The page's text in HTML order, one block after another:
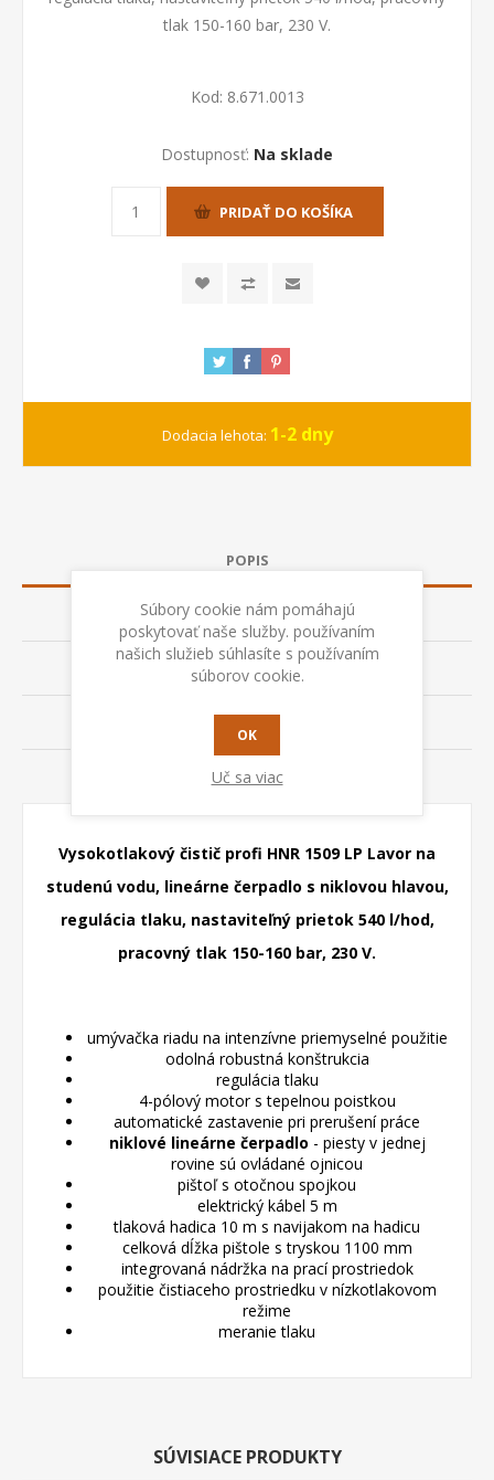
tlak 150-160 bar, 230 V.
Kod: 8.671.0013
Dostupnosť: Na sklade
PRIDAŤ DO KOŠÍKA
Dodacia lehota: 1-2 dny
POPIS
TECHNICKÉ ÚDAJE
RECENZIE
RADY A TIPY
Vysokotlakový čistič profi HNR 1509 LP Lavor na
studenú vodu, lineárne čerpadlo s niklovou hlavou,
regulácia tlaku, nastaviteľný prietok 540 l/hod,
pracovný tlak 150-160 bar, 230 V.
umývačka riadu na intenzívne priemyselné použitie
odolná robustná konštrukcia
regulácia tlaku
4-pólový motor s tepelnou poistkou
automatické zastavenie pri prerušení práce
niklové lineárne čerpadlo - piesty v jednej
rovine sú ovládané ojnicou
pištoľ s otočnou spojkou
elektrický kábel 5 m
tlaková hadica 10 m s navijakom na hadicu
celková dĺžka pištole s tryskou 1100 mm
integrovaná nádržka na prací prostriedok
použitie čistiaceho prostriedku v nízkotlakovom
režime
meranie tlaku
SÚVISIACE PRODUKTY
Súbory cookie nám pomáhajú
poskytovať naše služby. používaním
našich služieb súhlasíte s používaním
súborov cookie.
OK
Uč sa viac